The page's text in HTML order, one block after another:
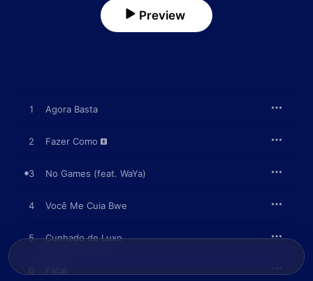
Preview
1 Agora Basta
2 Fazer Como
3 No Games (feat. WaYa)
4 Você Me Cuia Bwe
5 Cunhado de Luxo
6 Fatal